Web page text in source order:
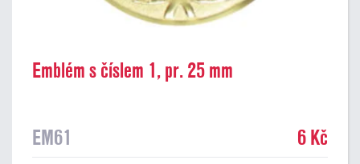
Emblém s číslem 1, pr. 25 mm
EM61 6 Kč